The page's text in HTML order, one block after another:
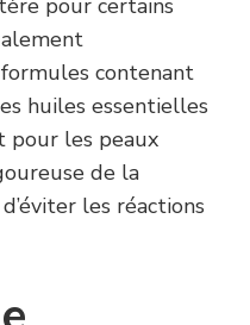
pour certains
contenant
huiles essentielles
pour les peaux
de la
les réactions